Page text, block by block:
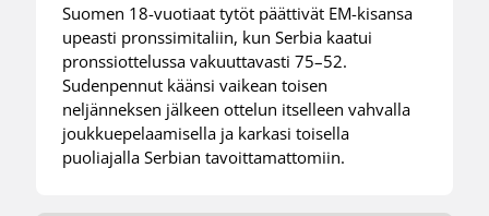
Suomen 18-vuotiaat tytöt päättivät EM-kisansa
upeasti pronssimitaliin, kun Serbia kaatui
pronssiottelussa vakuuttavasti 75–52.
Sudenpennut käänsi vaikean toisen
neljänneksen jälkeen ottelun itselleen vahvalla
joukkuepelaamisella ja karkasi toisella
puoliajalla Serbian tavoittamattomiin.